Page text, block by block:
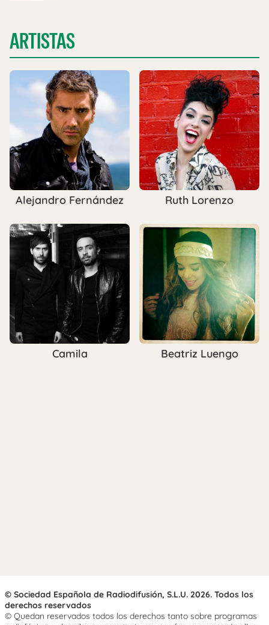
ARTISTAS
Alejandro Fernández Ruth Lorenzo
Camila Beatriz Luengo
© Sociedad Española de Radiodifusión, S.L.U. 2026. Todos los
derechos reservados
© Quedan reservados todos los derechos tanto sobre programas